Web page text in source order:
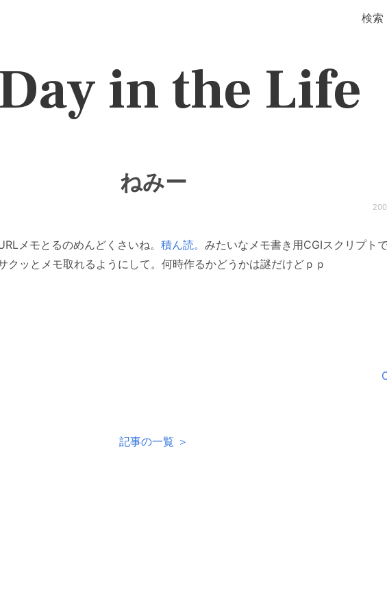
検索
in the Life
ねみー
メモとるのめんどくさいね。 積ん読。 みたいなメモ書き用CGIスクリプト
クッとメモ取れるようにして。何時作るかどうかは謎だけどｐｐ
記事の一覧 ＞